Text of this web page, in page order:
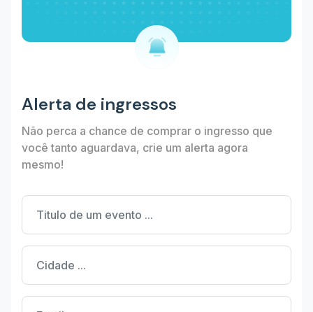
Alerta de ingressos
Não perca a chance de comprar o ingresso que
você tanto aguardava, crie um alerta agora
mesmo!